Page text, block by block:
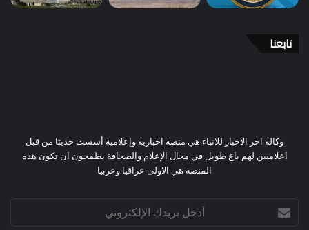
تابعنا
وكالة اخر الاخبار للانباء هي منصة اخبارية وإعلامية أسست حديثا من قبل
اعلاميين لهم باع طويل في مجال الإعلام والصحافة يطمحون ان تكون هذه
المنصة هي الاولى عراقيا وعربيا
بريدك